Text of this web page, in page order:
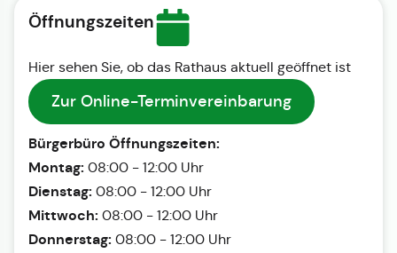
Öffnungszeiten
Hier sehen Sie, ob das Rathaus aktuell geöffnet ist
Zur Online-Terminvereinbarung
Bürgerbüro Öffnungszeiten:
Montag: 08:00 - 12:00 Uhr
Dienstag: 08:00 - 12:00 Uhr
Mittwoch: 08:00 - 12:00 Uhr
Donnerstag: 08:00 - 12:00 Uhr